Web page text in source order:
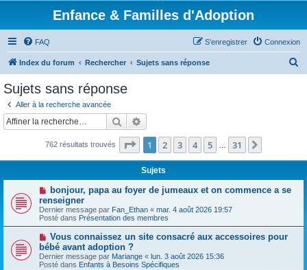
Enfance & Familles d'Adoption
FAQ Connexion
S’enregistrer
Index du forum Rechercher Sujets sans réponse
c
Sujets sans réponse
Aller à la recherche avancée
Rechercher
762 résultats trouvés Page 1sur31
1 2 3 4 5 31
Sujets
N
u
v
e
a
u
m
e
s
bonjour, papa au foyer de jumeaux et on commence a se
renseigner
Dernier message par Fan_Ethan « mar. 4 août 2026 19:57
Posté dans Présentation des membres
N
o
u
v
e
Vous connaissez un site consacré aux accessoires pour
bébé avant adoption ?
Dernier message par Mariange « lun. 3 août 2026 15:36
Posté dans Enfants à Besoins Spécifiques